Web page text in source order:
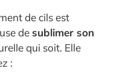
de cils est
de sublimer son
qui soit. Elle
: